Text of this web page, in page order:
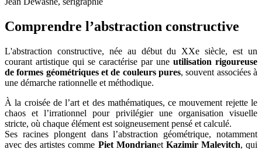
Comprendre l’abstraction constructive
L'abstraction constructive, née au début du XXe siècle, est un
courant artistique qui se caractérise par une utilisation rigoureuse
de formes géométriques et de couleurs pures, souvent associées à
une démarche rationnelle et méthodique.
À la croisée de l’art et des mathématiques, ce mouvement rejette le
chaos et l’irrationnel pour privilégier une organisation visuelle
stricte, où chaque élément est soigneusement pensé et calculé.
Ses racines plongent dans l’abstraction géométrique, notamment
avec des artistes comme Piet Mondrianet Kazimir Malevitch, qui